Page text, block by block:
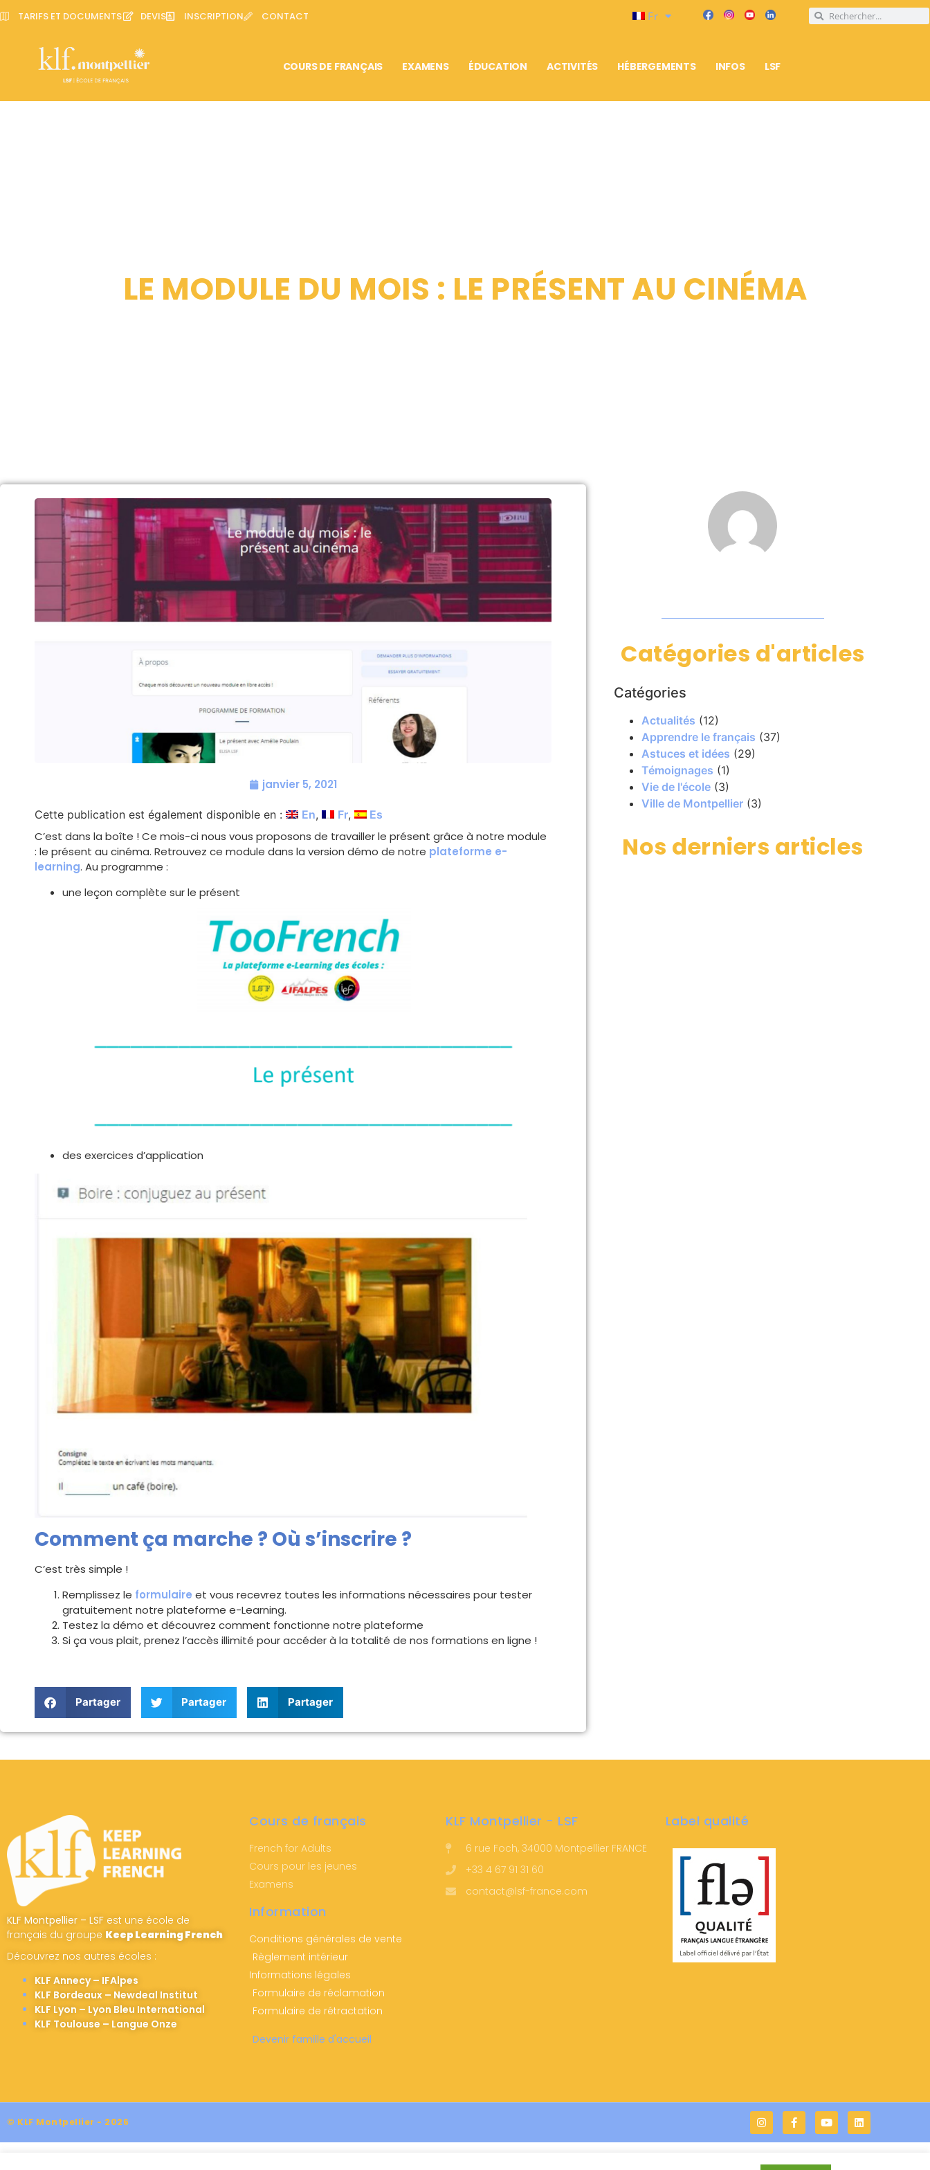
TARIFS ET DOCUMENTS DEVIS INSCRIPTION CONTACT Fr
COURS DE FRANÇAIS EXAMENS ÉDUCATION ACTIVITÉS HÉBERGEMENTS INFOS LSF
LE MODULE DU MOIS : LE PRÉSENT AU CINÉMA
janvier 5, 2021
Cette publication est également disponible en : En Fr Es
C’est dans la boîte ! Ce mois-ci nous vous proposons de travailler le présent grâce à notre module
: le présent au cinéma. Retrouvez ce module dans la version démo de notre plateforme e-
learning. Au programme :
une leçon complète sur le présent
des exercices d’application
Comment ça marche ? Où s’inscrire ?
C’est très simple !
Remplissez le formulaire et vous recevrez toutes les informations nécessaires pour tester
gratuitement notre plateforme e-Learning.
Testez la démo et découvrez comment fonctionne notre plateforme
Si ça vous plait, prenez l’accès illimité pour accéder à la totalité de nos formations en ligne !
Partager Partager Partager
Catégories d'articles
Catégories
Actualités (12)
Apprendre le français (37)
Astuces et idées (29)
Témoignages (1)
Vie de l'école(3)
Ville de Montpellier(3)
Nos derniers articles
KLF Montpellier – LSF est une école de
français du groupe Keep Learning French
Découvrez nos autres écoles :
KLF Annecy – IFAlpes
KLF Bordeaux – Newdeal Institut
KLF Lyon – Lyon Bleu International
KLF Toulouse – Langue Onze
Cours de français
French for Adults
Cours pour les jeunes
Examens
Information
Conditions générales de vente
Règlement intérieur
Informations légales
Formulaire de réclamation
Formulaire de rétractation
Devenir famille d'accueil
KLF Montpellier - LSF
6 rue Foch, 34000 Montpellier FRANCE
+33 4 67 91 31 60
contact@lsf-france.com
Label qualité
© KLF Montpellier - 2026